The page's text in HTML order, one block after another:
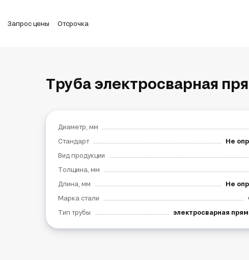
Запрос цены Отсрочка
Труба электросварная
Диаметр, мм
Стандарт
Не
Вид продукции
Толщина, мм
Длина, мм
Не
Марка стали
Тип трубы
электросварная